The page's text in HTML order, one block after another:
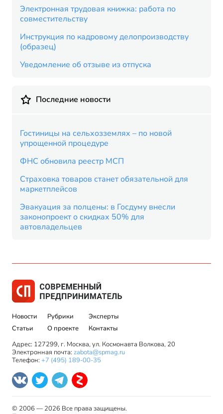
Электронная трудовая книжка: работа по
совместительству
Инструкция по кадровому делопроизводству
(образец)
Уведомление об отзыве из отпуска
Последние новости
Гостиницы на сельхозземлях – по новой
упрощенной процедуре
ФНС обновила реестр МСП
Страховка товаров станет обязательной для
маркетплейсов
Эвакуация за полцены: в Госдуму внесли
законопроект о скидках 50% для
автовладельцев
Новости
Статьи
Рубрики
О проекте
Эксперты
Контакты
Адрес: 127299, г. Москва, ул. Космонавта Волкова, 20
Электронная почта: zabota@spmag.ru
Телефон: +7 (495) 189-00-35
© 2006 — 2026 Все права защищены.